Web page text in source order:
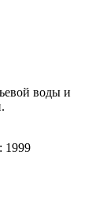
воды и
1999